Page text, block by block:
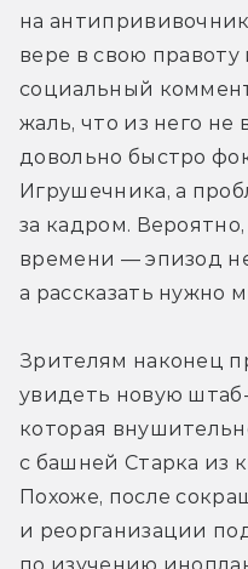
на
вере в свою
социальный
жаль, что из него
довольно быстро
Игрушечника, а
за кадром.
времени — эпизод
а рассказать нужно
Зрителям наконец
увидеть новую
которая
с башней Старка из
Похоже, после
и реорганизации
по изучению